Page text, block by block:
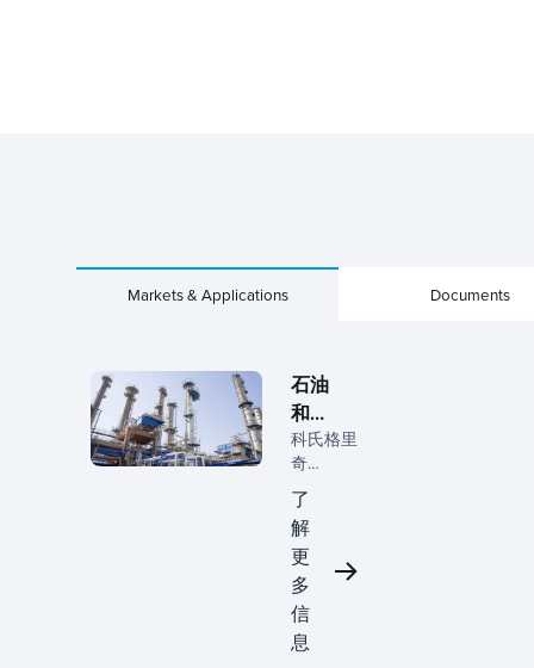
Markets & Applications Documents
石油
和天
然气
科氏格里
奇
（Koch-
Glitsch）
通过先进
的分离解
决方案增
强石油和
天然气加
工，从而
了
解
更
多
信
息